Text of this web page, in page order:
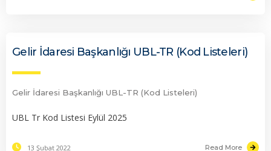
Gelir İdaresi Başkanlığı UBL-TR (Kod Listeleri)
Gelir İdaresi Başkanlığı UBL-TR (Kod Listeleri)
UBL Tr Kod Listesi Eylül 2025
13 Şubat 2022 Read More